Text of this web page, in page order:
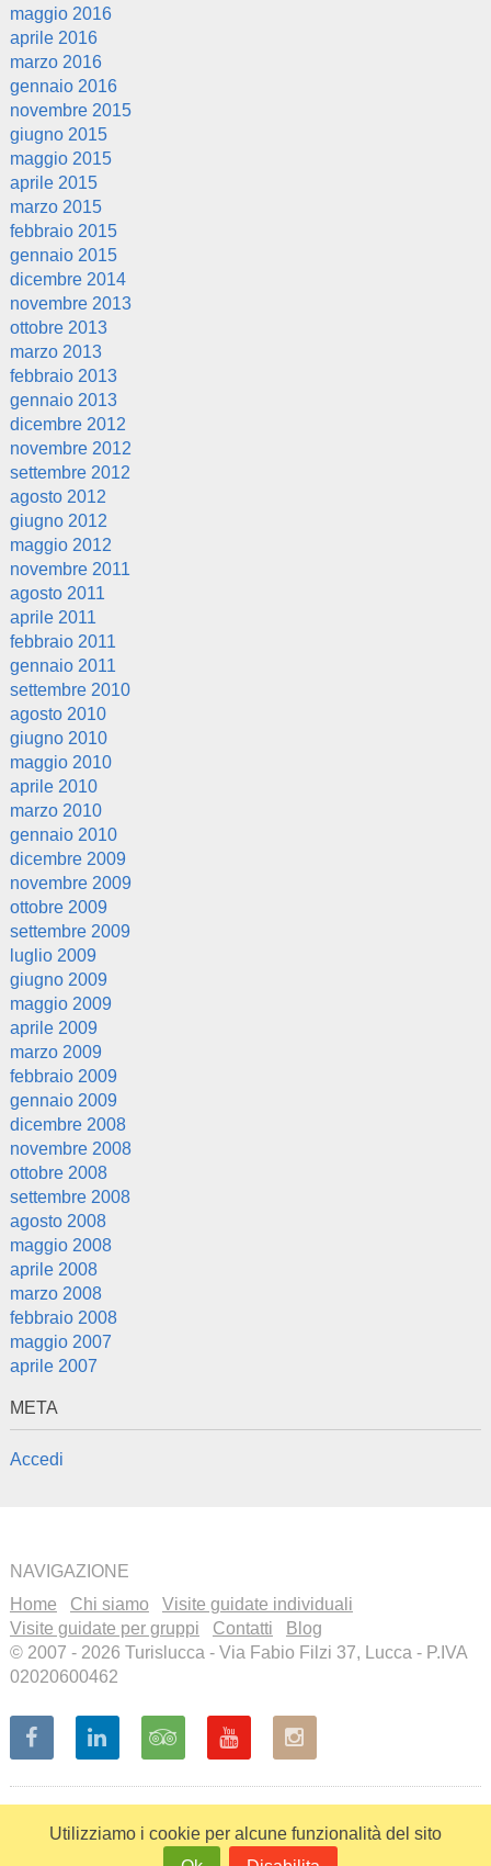
Utilizziamo i cookie per alcune funzionalità del sito
maggio 2016
aprile 2016
marzo 2016
gennaio 2016
novembre 2015
giugno 2015
maggio 2015
aprile 2015
marzo 2015
febbraio 2015
gennaio 2015
dicembre 2014
novembre 2013
ottobre 2013
marzo 2013
febbraio 2013
gennaio 2013
dicembre 2012
novembre 2012
settembre 2012
agosto 2012
giugno 2012
maggio 2012
novembre 2011
agosto 2011
aprile 2011
febbraio 2011
gennaio 2011
settembre 2010
agosto 2010
giugno 2010
maggio 2010
aprile 2010
marzo 2010
gennaio 2010
dicembre 2009
novembre 2009
ottobre 2009
settembre 2009
luglio 2009
giugno 2009
maggio 2009
aprile 2009
marzo 2009
febbraio 2009
gennaio 2009
dicembre 2008
novembre 2008
ottobre 2008
settembre 2008
agosto 2008
maggio 2008
aprile 2008
marzo 2008
febbraio 2008
maggio 2007
aprile 2007
META
Accedi
NAVIGAZIONE
Home
Chi siamo
Visite guidate individuali
Visite guidate per gruppi
Contatti
Blog
© 2007 - 2026 Turislucca - Via Fabio Filzi 37, Lucca - P.IVA
02020600462
Recensioni a cura di Visita ilnostro profilo